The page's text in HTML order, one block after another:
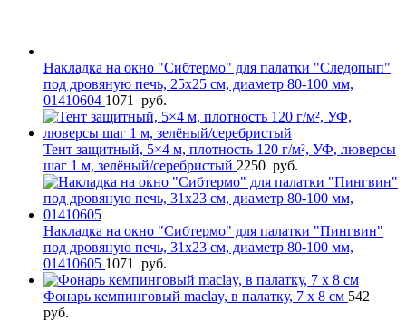
Накладка на окно "Сибтермо" для палатки "Следопып"
под дровяную печь, 25х25 см, диаметр 80-100 мм,
01410604 1071 руб.
Тент защитный, 5×4 м, плотность 120 г/м², УФ, люверсы
шаг 1 м, зелёный/серебристый 2250 руб.
Накладка на окно "Сибтермо" для палатки "Пингвин"
под дровяную печь, 31х23 см, диаметр 80-100 мм,
01410605 1071 руб.
Фонарь кемпинговый maclay, в палатку, 7 х 8 см 542
руб.